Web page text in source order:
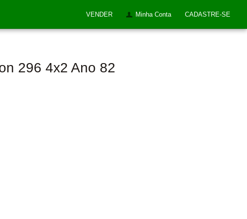
VENDER Minha Conta CADASTRE-SE
296 4x2 Ano 82